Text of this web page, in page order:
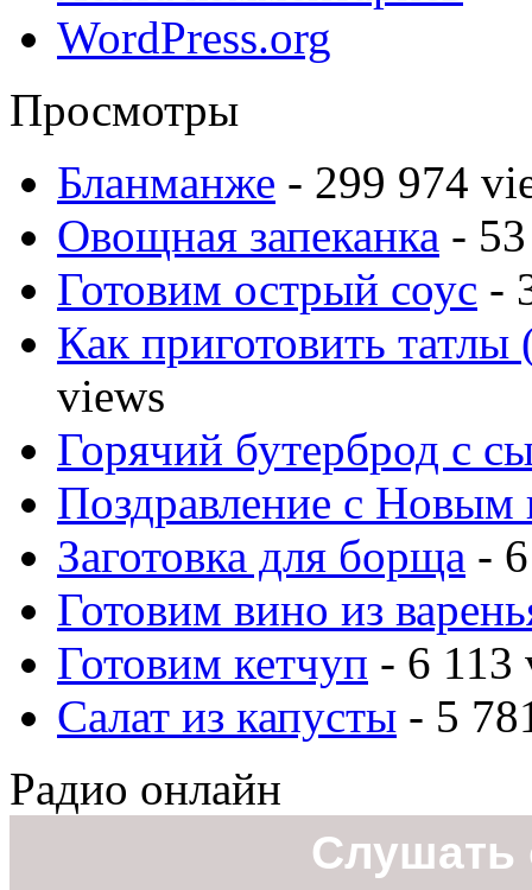
WordPress.org
Просмотры
Бланманже - 299 974
Овощная запеканка -
Готовим острый соус -
Как приготовить татлы
views
Горячий бутерброд с
Поздравление с Новым
Заготовка для борща -
Готовим вино из
Готовим кетчуп - 6 113
Салат из капусты - 5
Радио онлайн
Слушать